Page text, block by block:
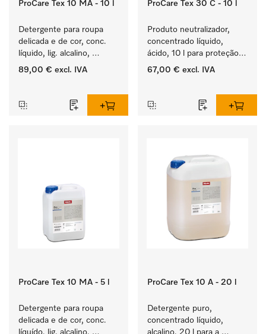
ProCare Tex 10 MA - 10 l
Detergente para roupa
delicada e de cor, conc.
líquido, lig. alcalino,
10 l para a lavagem de
89,00 € excl. IVA
ProCare Tex 30 C - 10 l
Produto neutralizador,
concentrado líquido,
ácido, 10 l para proteção
ideal dos têxteis através
67,00 € excl. IVA
ProCare Tex 10 MA - 5 l
Detergente para roupa
delicada e de cor, conc.
líquído, lig. alcalino,
ProCare Tex 10 A - 20 l
Detergente puro,
concentrado líquido,
alcalino, 20 l para a